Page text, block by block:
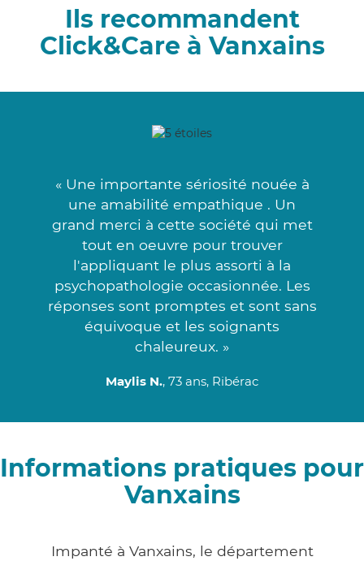
Ils recommandent
Click&Care à Vanxains
« Une importante sériosité nouée à
une amabilité empathique . Un
grand merci à cette société qui met
tout en oeuvre pour trouver
l'appliquant le plus assorti à la
psychopathologie occasionnée. Les
réponses sont promptes et sont sans
équivoque et les soignants
chaleureux. »
Maylis N., 73 ans, Ribérac
Informations pratiques pour
Vanxains
Impanté à Vanxains, le département